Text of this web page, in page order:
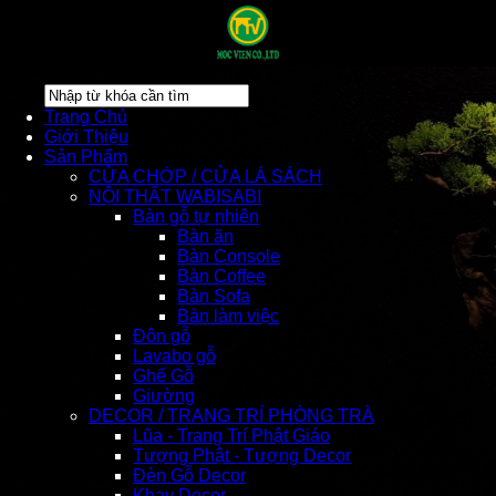
Trang Chủ
Giới Thiệu
Sản Phẩm
CỬA CHỚP / CỬA LÁ SÁCH
NỘI THẤT WABISABI
Bàn gỗ tự nhiên
Bàn ăn
Bàn Console
Bàn Coffee
Bàn Sofa
Bàn làm việc
Đôn gỗ
Lavabo gỗ
Ghế Gỗ
Giường
DECOR / TRANG TRÍ PHÒNG TRÀ
Lũa - Trang Trí Phật Giáo
Tượng Phật - Tượng Decor
Đèn Gỗ Decor